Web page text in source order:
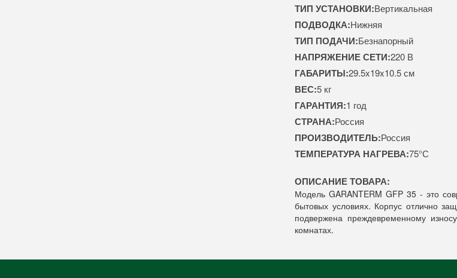
ТИП УСТАНОВКИ:Вертикальная
ПОДВОДКА:Нижняя
ТИП ПОДАЧИ:Безнапорный
НАПРЯЖЕНИЕ СЕТИ:220 В
ГАБАРИТЫ:29.5x19x10.5 см
ВЕС:5 кг
ГАРАНТИЯ:1 год
СТРАНА:Россия
ПРОИЗВОДИТЕЛЬ:Россия
ТЕМПЕРАТУРА НАГРЕВА:75°С
ОПИСАНИЕ ТОВАРА:
Модель GARANTERM GFP 35 - это
бытовых условиях. Корпус отлично
подвержена преждевременному
комнатах.